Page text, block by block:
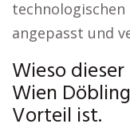
angepasst und
Wieso
Wien
Vorteil ist.